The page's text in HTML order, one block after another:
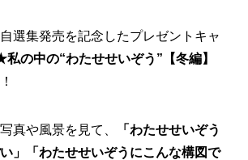
選集発売を記念したプレゼントキャ
の中の“わたせせいぞう”【冬編】
真や風景を見て、
「わたせせいぞう
」「わたせせいぞうにこんな構図で